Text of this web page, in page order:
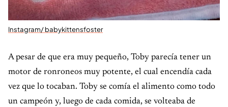
Instagram/ babykittensfoster
A pesar de que era muy pequeño, Toby parecía tener un
motor de ronroneos muy potente, el cual encendía cada
vez que lo tocaban. Toby se comía el alimento como todo
un campeón y, luego de cada comida, se volteaba de